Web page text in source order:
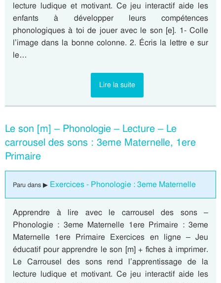
lecture ludique et motivant. Ce jeu interactif aide les
enfants à développer leurs compétences
phonologiques à toi de jouer avec le son [e]. 1- Colle
l’image dans la bonne colonne. 2. Écris la lettre e sur
le…
Lire la suite
Le son [m] – Phonologie – Lecture – Le
carrousel des sons : 3eme Maternelle, 1ere
Primaire
Paru dans ▶ Exercices - Phonologie : 3eme Maternelle
Apprendre à lire avec le carrousel des sons –
Phonologie : 3eme Maternelle 1ere Primaire : 3eme
Maternelle 1ere Primaire Exercices en ligne – Jeu
éducatif pour apprendre le son [m] + fiches à imprimer.
Le Carrousel des sons rend l’apprentissage de la
lecture ludique et motivant. Ce jeu interactif aide les